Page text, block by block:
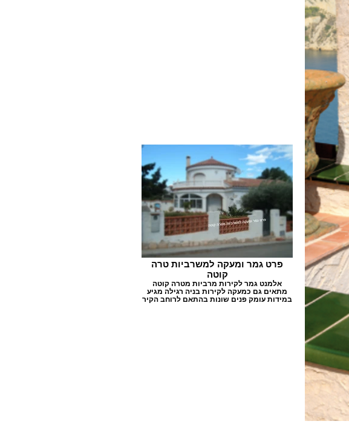
פרט גמר ומעקה למשרביות טרה
קוטה
אלמנט גמר לקירות מרביות מטרה קוטה
מתאים גם כמעקה לקירות בניה רגילה מגיע
במידות עומק פנים שונות בהתאם לרוחב הקיר